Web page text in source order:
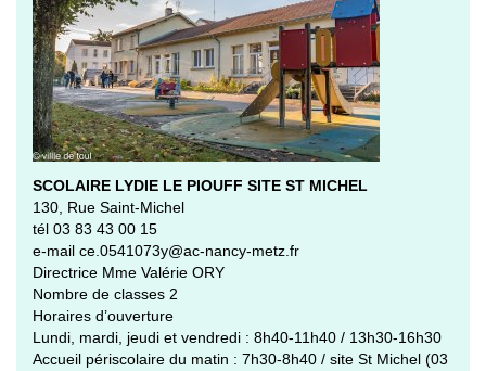
SCOLAIRE LYDIE LE PIOUFF SITE ST MICHEL
130, Rue Saint-Michel
tél 03 83 43 00 15
e-mail ce.0541073y@ac-nancy-metz.fr
Directrice Mme Valérie ORY
Nombre de classes 2
Horaires d’ouverture
Lundi, mardi, jeudi et vendredi : 8h40-11h40 / 13h30-16h30
Accueil périscolaire du matin : 7h30-8h40 / site St Michel (03